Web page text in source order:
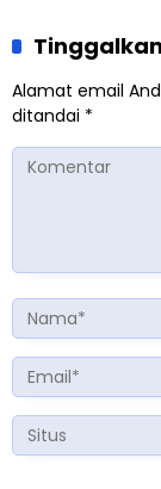
Alamat email
ditandai *